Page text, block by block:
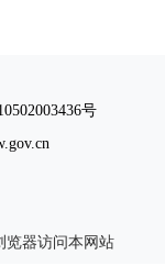
号
览器访问本网站